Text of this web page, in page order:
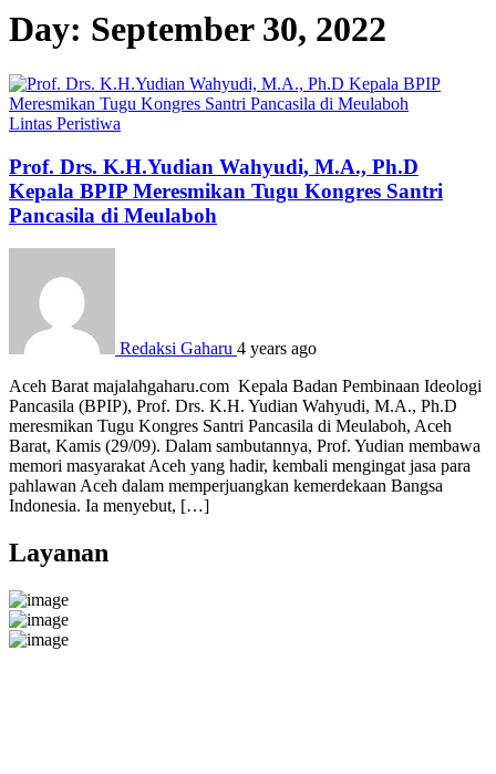
Day: September 30, 2022
Lintas Peristiwa
Prof. Drs. K.H.Yudian Wahyudi, M.A., Ph.D
Kepala BPIP Meresmikan Tugu Kongres Santri
Pancasila di Meulaboh
Redaksi Gaharu 4 years ago
Aceh Barat majalahgaharu.com Kepala Badan Pembinaan Ideologi
Pancasila (BPIP), Prof. Drs. K.H. Yudian Wahyudi, M.A., Ph.D
meresmikan Tugu Kongres Santri Pancasila di Meulaboh, Aceh
Barat, Kamis (29/09). Dalam sambutannya, Prof. Yudian membawa
memori masyarakat Aceh yang hadir, kembali mengingat jasa para
pahlawan Aceh dalam memperjuangkan kemerdekaan Bangsa
Indonesia. Ia menyebut, […]
Layanan